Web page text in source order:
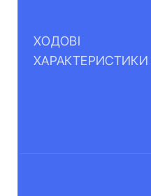
ХОДОВІ
ХАРАКТЕРИСТИКИ